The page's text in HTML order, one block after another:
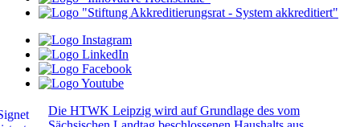
Die HTWK Leipzig wird auf Grundlage des vom